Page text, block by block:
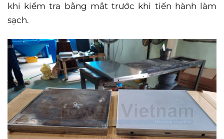
khi kiểm tra bằng mắt trước khi tiến hành làm
sạch.